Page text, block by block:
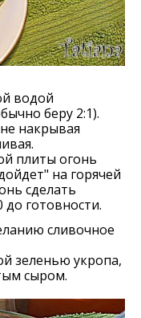
водой
беру 2:1).
накрывая
плиты огонь
на горячей
сделать
готовности.
сливочное
зеленью укропа,
сыром.